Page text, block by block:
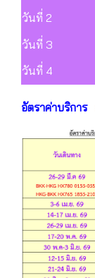
วันที่ 2
วันที่ 3
วันที่ 4
อัตราค่าบริการ